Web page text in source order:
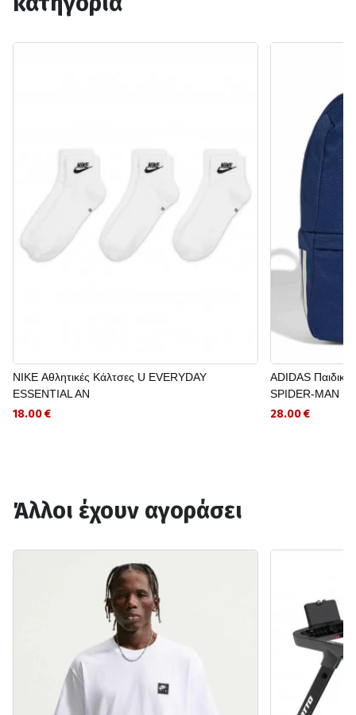
NIKE Αθλητικές Κάλτσες U EVERYDAY
ESSENTIAL AN
18.00 €
ADIDAS Παιδικό
SPIDER-MAN
28.00 €
Άλλοι έχουν αγοράσει